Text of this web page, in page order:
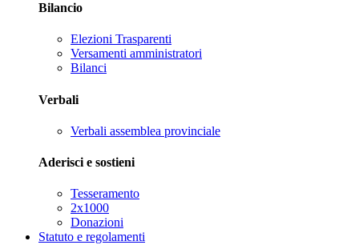
Bilancio
Elezioni Trasparenti
Versamenti amministratori
Bilanci
Verbali
Verbali assemblea provinciale
Aderisci e sostieni
Tesseramento
2x1000
Donazioni
Statuto e regolamenti